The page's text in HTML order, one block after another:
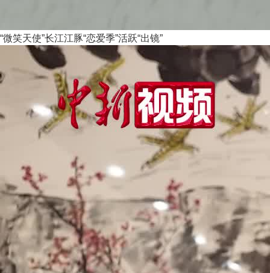
“微笑天使”长江江豚“恋爱季”活跃“出镜”